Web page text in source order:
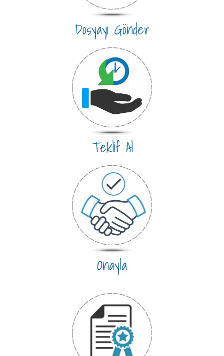
Dosyayı Gönder
Teklif Al
Onayla